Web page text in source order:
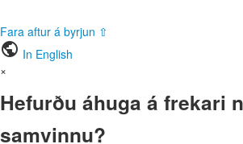
Fara aftur á byrjun ⇧
public In English
×
Hefurðu áhuga á frekari
samvinnu?